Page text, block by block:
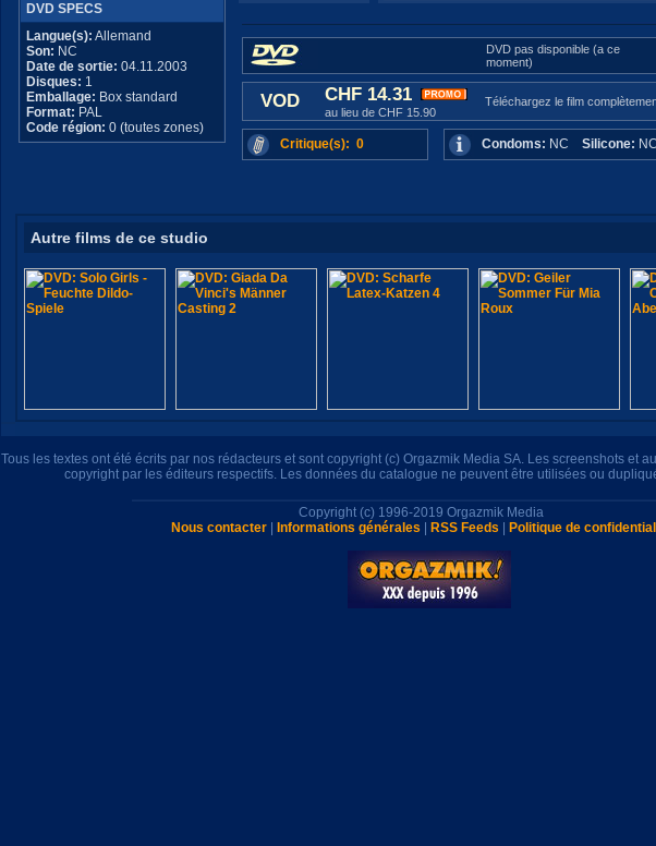
DVD SPECS
Langue(s): Allemand
Son: NC
Date de sortie: 04.11.2003
Disques: 1
Emballage: Box standard
Format: PAL
Code région: 0 (toutes zones)
DVD pas disponible (a ce
moment)
VOD CHF 14.31
au lieu de CHF 15.90
Téléchargez le film
Critique(s): 0 Condoms: NC Silicone:
Autre films de ce studio
Tous les textes ont été écrits par nos rédacteurs et sont copyright (c) Orgazmik Media SA. Les screenshots et
copyright par les éditeurs respectifs. Les données du catalogue ne peuvent être utilisées ou
Copyright (c) 1996-2019 Orgazmik Media
Nous contacter| Informations générales RSS Feeds Politique de